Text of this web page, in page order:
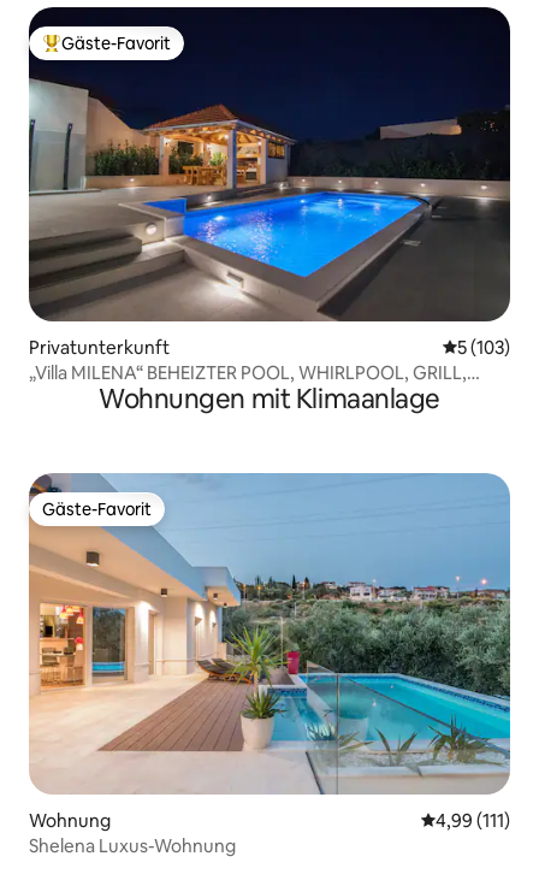
Beliebter Gäste-Favorit.
Gäste-Favorit
Privatunterkunft
5 (103)
„Villa MILENA“ BEHEIZTER POOL, WHIRLPOOL, GRILL,
AUSSICHT!Wohnungen mit Klimaanlage
Gäste-Favorit
Gäste-Favorit
Wohnung
4,99 (111)
Shelena Luxus-Wohnung